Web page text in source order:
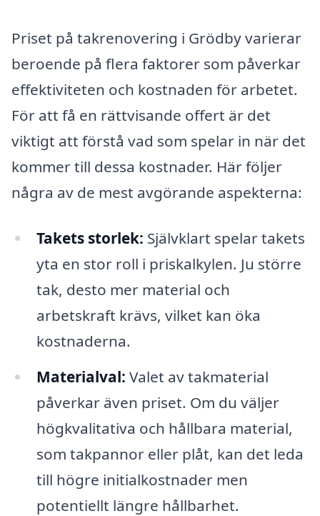
Priset på takrenovering i Grödby varierar
beroende på flera faktorer som påverkar
effektiviteten och kostnaden för arbetet.
För att få en rättvisande offert är det
viktigt att förstå vad som spelar in när det
kommer till dessa kostnader. Här följer
några av de mest avgörande aspekterna:
Takets storlek: Självklart spelar takets
yta en stor roll i priskalkylen. Ju större
tak, desto mer material och
arbetskraft krävs, vilket kan öka
kostnaderna.
Materialval: Valet av takmaterial
påverkar även priset. Om du väljer
högkvalitativa och hållbara material,
som takpannor eller plåt, kan det leda
till högre initialkostnader men
potentiellt längre hållbarhet.